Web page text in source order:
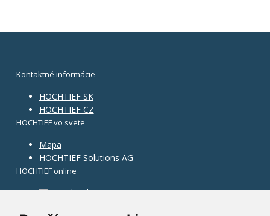
Kontaktné informácie
HOCHTIEF SK
HOCHTIEF CZ
HOCHTIEF vo svete
Mapa
HOCHTIEF Solutions AG
HOCHTIEF online
Facebook